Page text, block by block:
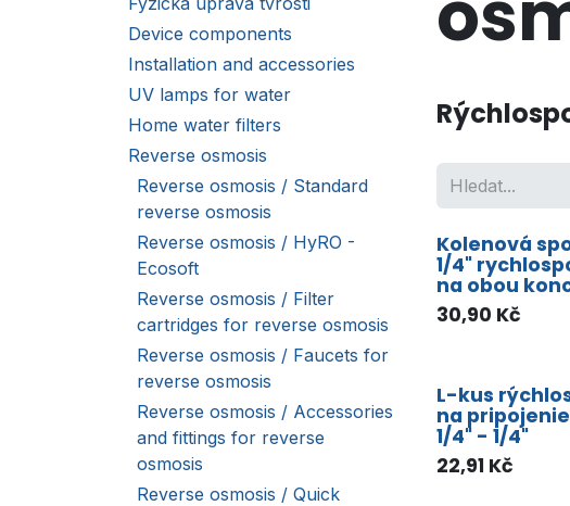
Device components
Installation and accessories
UV lamps for water
Home water filters
Reverse osmosis
Reverse osmosis / Standard
reverse osmosis
Reverse osmosis / HyRO -
Ecosoft
Reverse osmosis / Filter
cartridges for reverse osmosis
Reverse osmosis / Faucets for
reverse osmosis
Reverse osmosis / Accessories
and fittings for reverse
osmosis
Reverse osmosis / Quick
Kolenová
1/4"
na obou
30,90 Kč
L-kus
na
1/4" - 1/4"
22,91 Kč